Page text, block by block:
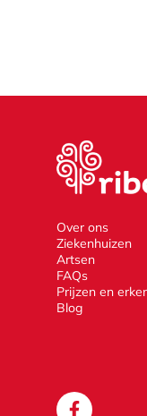
Over ons
Ziekenhuizen
Artsen
FAQs
Prijzen en
Blog